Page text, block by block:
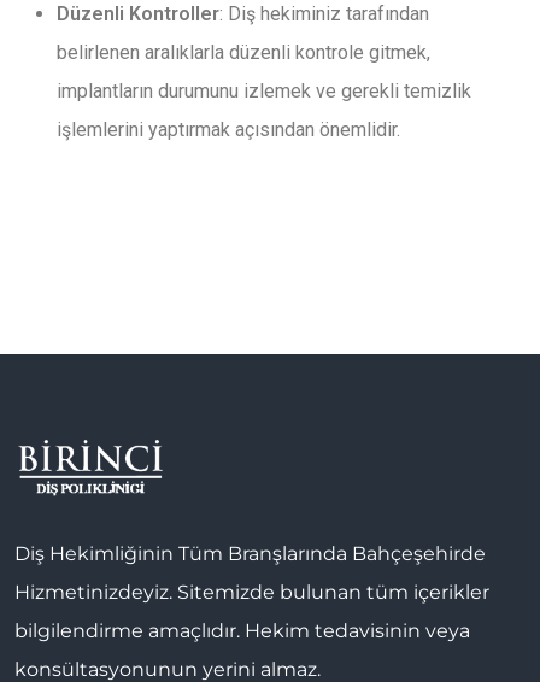
Düzenli Kontroller: Diş hekiminiz tarafından
belirlenen aralıklarla düzenli kontrole gitmek,
implantların durumunu izlemek ve gerekli temizlik
işlemlerini yaptırmak açısından önemlidir.
Diş Hekimliğinin Tüm Branşlarında Bahçeşehirde
Hizmetinizdeyiz. Sitemizde bulunan tüm içerikler
bilgilendirme amaçlıdır. Hekim tedavisinin veya
konsültasyonunun yerini almaz.